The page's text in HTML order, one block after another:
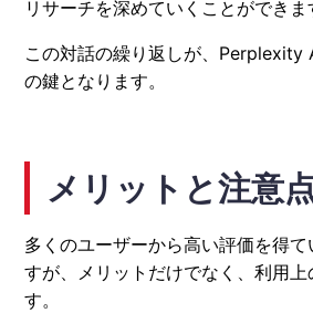
リサーチを深めていくことができま
この対話の繰り返しが、Perplexity
の鍵となります。
メリットと注意
多くのユーザーから高い評価を得
すが、メリットだけでなく、利用上
す。